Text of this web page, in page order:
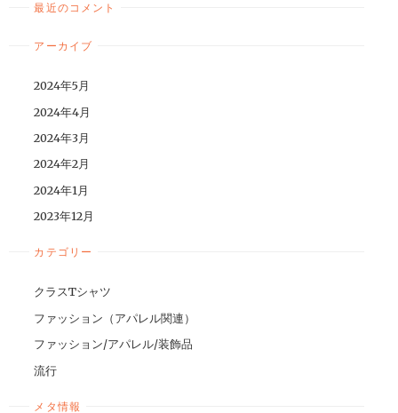
最近のコメント
アーカイブ
2024年5月
2024年4月
2024年3月
2024年2月
2024年1月
2023年12月
カテゴリー
クラスTシャツ
ファッション（アパレル関連）
ファッション/アパレル/装飾品
流行
メタ情報